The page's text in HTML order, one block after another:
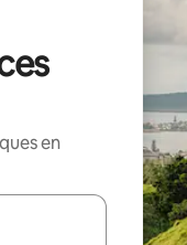
en
les flèches vers le